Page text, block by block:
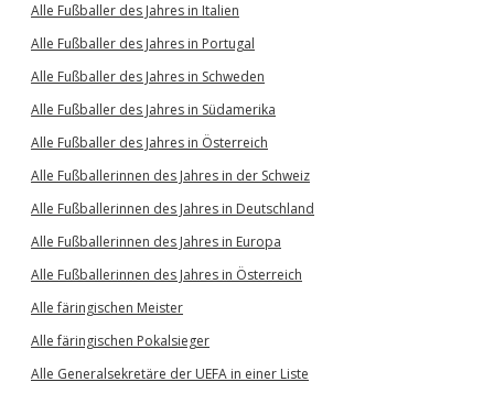
Alle Fußballer des Jahres in Italien
Alle Fußballer des Jahres in Portugal
Alle Fußballer des Jahres in Schweden
Alle Fußballer des Jahres in Südamerika
Alle Fußballer des Jahres in Österreich
Alle Fußballerinnen des Jahres in der Schweiz
Alle Fußballerinnen des Jahres in Deutschland
Alle Fußballerinnen des Jahres in Europa
Alle Fußballerinnen des Jahres in Österreich
Alle färingischen Meister
Alle färingischen Pokalsieger
Alle Generalsekretäre der UEFA in einer Liste